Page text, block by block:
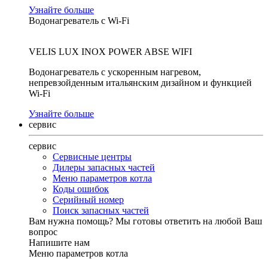
Узнайте больше
Водонагреватель с Wi-Fi
VELIS LUX INOX POWER ABSE WIFI
Водонагреватель с ускоренным нагревом,
непревзойденным итальянским дизайном и функцией
Wi-Fi
Узнайте больше
сервис
сервис
Сервисные центры
Дилеры запасных частей
Меню параметров котла
Коды ошибок
Серийный номер
Поиск запасных частей
Вам нужна помощь? Мы готовы ответить на любой Ваш
вопрос
Напишите нам
Меню параметров котла